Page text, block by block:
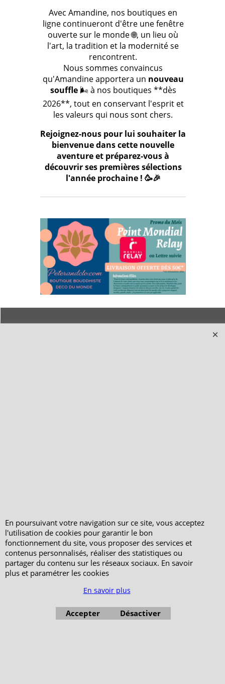
Avec Amandine, nos boutiques en
ligne continueront d'être une fenêtre
ouverte sur le monde 🌐, un lieu où
l'art, la tradition et la modernité se
rencontrent.
Nous sommes convaincus
qu'Amandine apportera un nouveau
souffle🌬️ à nos boutiques **dès
2026**, tout en conservant l'esprit et
les valeurs qui nous sont chers.
Rejoignez-nous pour lui souhaiter la
bienvenue dans cette nouvelle
aventure et préparez-vous à
découvrir ses premières sélections
l'année prochaine ! 🥳🎉
En poursuivant votre navigation sur ce site, vous acceptez
l'utilisation de cookies pour garantir le bon
fonctionnement du site, vous proposer des services et
contenus personnalisés, réaliser des statistiques ou
partager du contenu sur les réseaux sociaux. En savoir
plus et paramétrer les cookies
En savoir plus
Accepter Désactiver